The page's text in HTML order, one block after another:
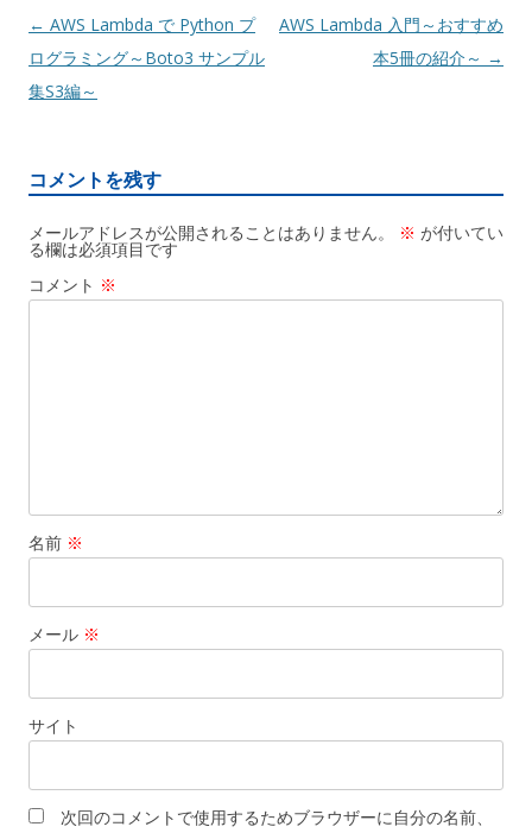
投
稿
ナ
ー
シ
ョ
ン
← AWS Lambda で Python プ
ログラミング～Boto3 サンプル
集S3編～
AWS Lambda 入門～おすすめ
本5冊の紹介～ →
コメントを残す
メールアドレスが公開されることはありません。 ※ が付いてい
る欄は必須項目です
コメント ※
名前 ※
メール ※
サイト
次回のコメントで使用するためブラウザーに自分の名前、